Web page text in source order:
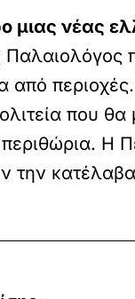
μιας νέας
που
Η
την